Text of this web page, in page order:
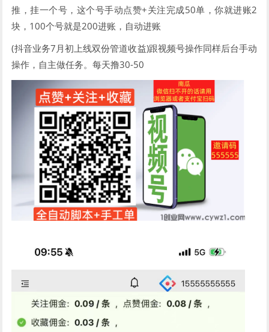
推，挂一个号，这个号手动点赞+关注完成50单，你就进账2
块，100个号就是200进账，自动进账
(抖音业务7月初上线双份管道收益)跟视频号操作同样后台手动
操作，自主做任务。每天撸30-50